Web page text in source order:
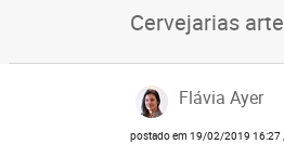
Cervejarias
Flávia Ayer
postado em 19/02/2019